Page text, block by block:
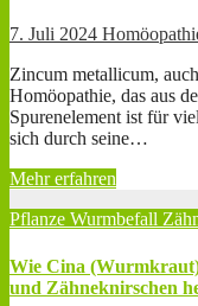
7. Juli 2024
Zincum metallicum,
Homöopathie, das aus
Spurenelement ist für
sich durch seine…
Mehr erfahren
Pflanze Wurmbefall
Wie Cina
und Zähneknirschen